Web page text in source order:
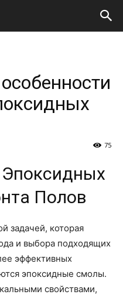
75
Полов
задачей, которая
и выбора подходящих
эффективных
эпоксидные смолы.
свойствами,